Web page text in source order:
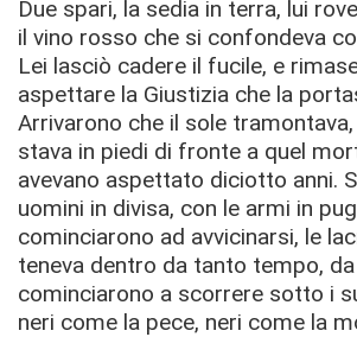
Due spari, la sedia in terra, lui
il vino rosso che si confondeva
Lei lasciò cadere il fucile, e
aspettare la Giustizia che la
Arrivarono che il sole
stava in piedi di fronte a quel
avevano aspettato diciotto anni.
uomini in divisa, con le armi in
cominciarono ad avvicinarsi, le
teneva dentro da tanto tempo,
cominciarono a scorrere sotto i
neri come la pece, neri come la